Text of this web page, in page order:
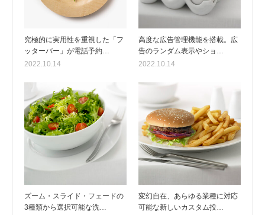
究極的に実用性を重視した「フ
ッターバー」が電話予約…
2022.10.14
高度な広告管理機能を搭載。広
告のランダム表示やショ…
2022.10.14
ズーム・スライド・フェードの
3種類から選択可能な洗…
変幻自在、あらゆる業種に対応
可能な新しいカスタム投…